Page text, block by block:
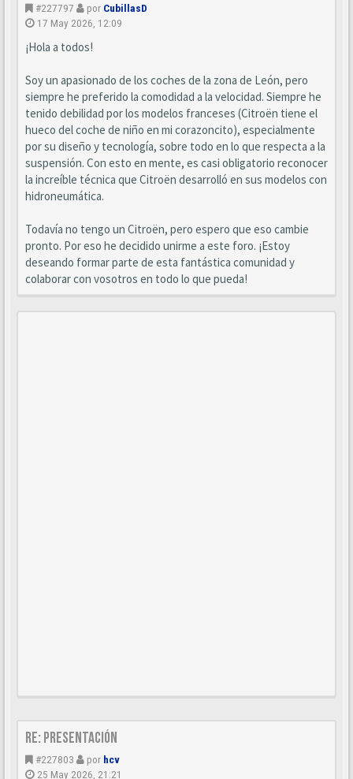
#227797 por CubillasD
17 May 2026, 12:09
¡Hola a todos!
Soy un apasionado de los coches de la zona de León, pero
siempre he preferido la comodidad a la velocidad. Siempre he
tenido debilidad por los modelos franceses (Citroën tiene el
hueco del coche de niño en mi corazoncito), especialmente
por su diseño y tecnología, sobre todo en lo que respecta a la
suspensión. Con esto en mente, es casi obligatorio reconocer
la increíble técnica que Citroën desarrolló en sus modelos con
hidroneumática.
Todavía no tengo un Citroën, pero espero que eso cambie
pronto. Por eso he decidido unirme a este foro. ¡Estoy
deseando formar parte de esta fantástica comunidad y
colaborar con vosotros en todo lo que pueda!
Re: Presentación
#227803 por hcv
25 May 2026, 21:21